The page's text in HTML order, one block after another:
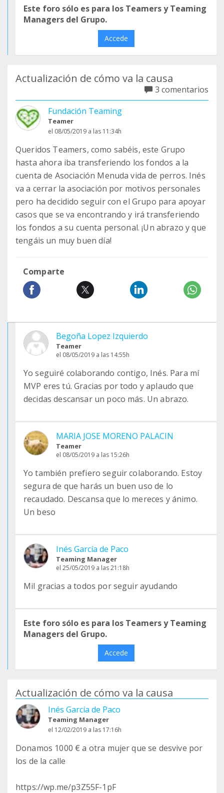
Este foro sólo es para los Teamers y Teaming
Managers del Grupo.
Accede
Actualización de cómo va la causa
3 comentarios
Fundación Teaming
Teamer
el 08/05/2019 a las 11:34h
Queridos Teamers, como sabéis, este Grupo
hasta ahora iba transferiendo los fondos a la
cuenta de Asociación Menuda vida de perros. Inés
va a cerrar la asociación por motivos personales
pero ha decidido seguir con el Grupo para apoyar
casos que se va encontrando y irá transferiendo
los fondos a su cuenta personal. ¡Un abrazo y que
tengáis un muy buen día!
Comparte
Begoña Lopez Izquierdo
Teamer
el 08/05/2019 a las 14:55h
Yo seguiré colaborando contigo, Inés. Para mí
MVP eres tú. Gracias por todo y aplaudo que
decidas descansar un poco más. Un abrazo.
MARIA JOSE MORENO PALACIN
Teamer
el 08/05/2019 a las 15:26h
Yo también prefiero seguir colaborando. Estoy
segura de que harás un buen uso de lo
recaudado. Descansa que lo mereces y ánimo.
Un beso
Inés García de Paco
Teaming Manager
el 25/05/2019 a las 21:18h
Mil gracias a todos por seguir ayudando
Este foro sólo es para los Teamers y Teaming
Managers del Grupo.
Accede
Actualización de cómo va la causa
Inés García de Paco
Teaming Manager
el 12/02/2019 a las 17:16h
Donamos 1000 € a otra mujer que se desvive por
los de la calle
https://wp.me/p3Z55F-1pF